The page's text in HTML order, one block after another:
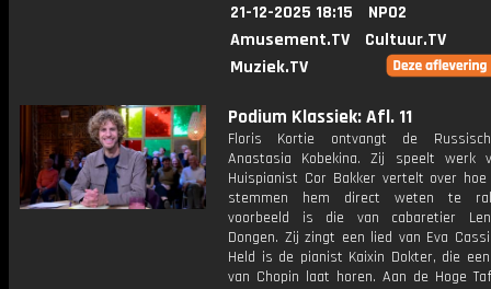
21-12-2025 18:15
NPO2
Amusement.TV
Cultuur.TV
Muziek.TV
Podium Klassiek: Afl. 11
Floris Kortie ontvangt de
Anastasia Kobekina. Zij speelt werk
Huispianist Cor Bakker vertelt over
stemmen hem direct weten te
voorbeeld is die van cabaretier
Dongen. Zij zingt een lied van Eva
Held is de pianist Kaixin Dokter, die
van Chopin laat horen. Aan de Hoge